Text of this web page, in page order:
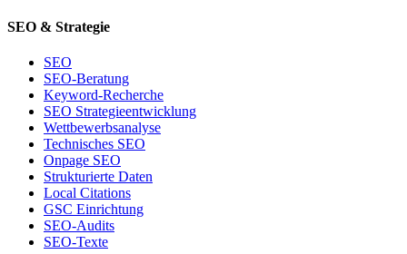
SEO & Strategie
SEO
SEO-Beratung
Keyword-Recherche
SEO Strategieentwicklung
Wettbewerbsanalyse
Technisches SEO
Onpage SEO
Strukturierte Daten
Local Citations
GSC Einrichtung
SEO-Audits
SEO-Texte